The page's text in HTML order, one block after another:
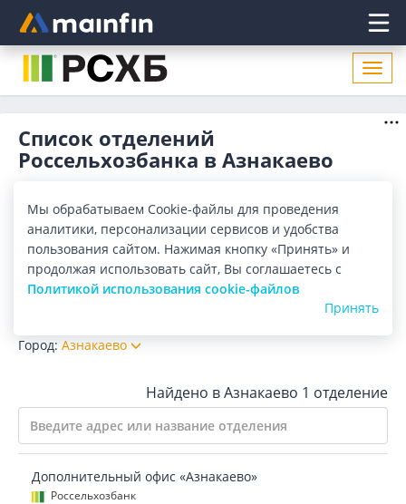
Главное меню
Список отделений
Россельхозбанка в Азнакаево
адресов, поиск ближайшего отделения Россельхозбанка в
Азнакаево по адресу, названию. Часы работы, телефоны,
контактные данные.
Показать весь
Отделения
Банкоматы
Список
Город: Азнакаево
Найдено в Азнакаево 1 отделение
Дополнительный офис «Азнакаево»
Россельхозбанк
Мы обрабатываем Cookie-файлы для проведения
аналитики, персонализации сервисов и удобства
пользования сайтом. Нажимая кнопку «Принять» и
продолжая использовать сайт, Вы соглашаетесь с
Политикой использования cookie-файлов
Принять